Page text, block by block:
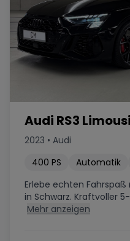
Audi RS3
2023 • Audi
400 PS Automatik
Erlebe echten Fahrspaß
in Schwarz. Kraftvoller
Mehr anzeigen